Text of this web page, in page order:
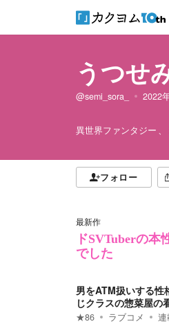
うつせ
@semi_sora_ 2022
異世界ファンタジー
フォロー
最新作
ドSVTuberの本
でした
男をATM扱いする性
じクラスの惣菜屋
★86 ラブコメ 連